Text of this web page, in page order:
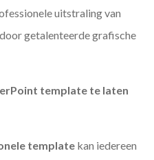
uitstraling van
getalenteerde grafische
template te laten
template kan iedereen